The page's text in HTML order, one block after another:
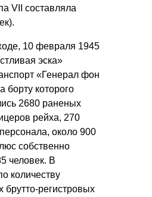
VII составляла
10 февраля 1945
эска»
«Генерал фон
борту которого
2680 раненых
рейха, 270
около 900
собственно
человек. В
количеству
брутто-регистровых